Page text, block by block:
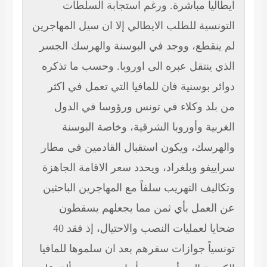
مباشرة. ورغم استجابة السلطات
للطلب الايطالي إلا ان سيل المهاجرين
ووجد في البوسنة والهرسك الجسر
ينتقل عبره الى اوروبا. وحسب ما تذكره
بوسنية فان للمافيا التي تعمل في اكثر
وكلاء في تونس ورؤوسا في الدول
وأوروبا الشرقية، وخاصة البوسنة
ويكون استقبال القادمين في مطار
وبلغراد، ويحدد سعر الاقامة الجاهزة
التهريب سلفاً مع المهاجرين الباحثين
بأي ثمن مما يجعلهم يسقطون
ضحايا لعمليات النصب والاحتيال، إذ فقد 40
جوازات سفرهم بعد ان سلموها للمافيا